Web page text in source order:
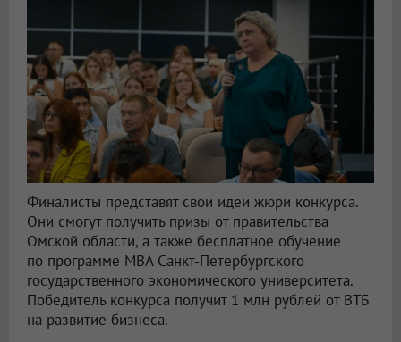
Финалисты представят свои идеи жюри конкурса.
Они смогут получить призы от правительства
Омской области, а также бесплатное обучение
по программе MBA Санкт-Петербургского
государственного экономического университета.
Победитель конкурса получит 1 млн рублей от ВТБ
на развитие бизнеса.